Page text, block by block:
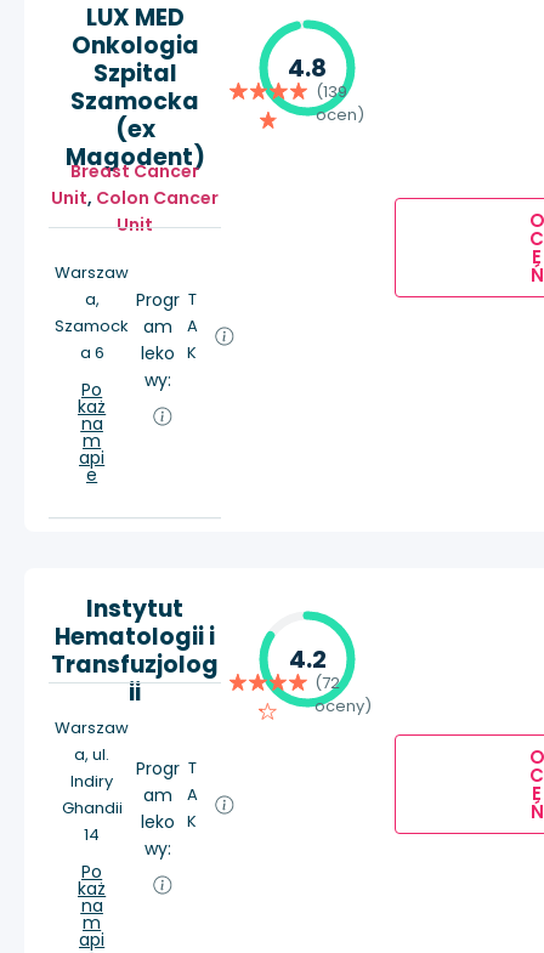
LUX MED
Onkologia
Szpital
Szamocka
(ex
Magodent)
Breast Cancer
Unit, Colon Cancer
Unit
Warszaw
a,
Szamock
a 6
Po
każ
na
m
api
e
Progr
am
leko
wy:
T
A
K
4.8
(139
ocen)
O
C
E
Ń
Instytut
Hematologii i
Transfuzjolog
ii
Warszaw
a, ul.
Indiry
Ghandii
14
Po
każ
na
m
api
Progr
am
leko
wy:
T
A
K
4.2
(72
oceny)
O
C
E
Ń